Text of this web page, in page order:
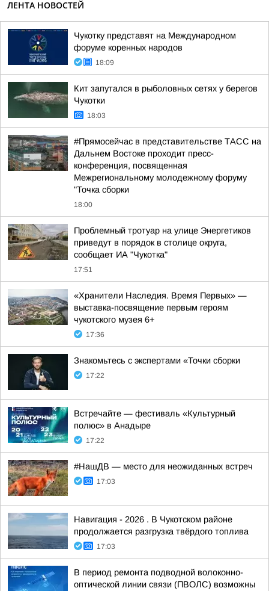
ЛЕНТА НОВОСТЕЙ
Чукотку представят на Международном
форуме коренных народов
18:09
Кит запутался в рыболовных сетях у берегов
Чукотки
18:03
#Прямосейчас в представительстве ТАСС на
Дальнем Востоке проходит пресс-
конференция, посвященная
Межрегиональному молодежному форуму
"Точка сборки
18:00
Проблемный тротуар на улице Энергетиков
приведут в порядок в столице округа,
сообщает ИА "Чукотка"
17:51
«Хранители Наследия. Время Первых» —
выставка-посвящение первым героям
чукотского музея 6+
17:36
Знакомьтесь с экспертами «Точки сборки
17:22
Встречайте — фестиваль «Культурный
полюс» в Анадыре
17:22
#НашДВ — место для неожиданных встреч
17:03
Навигация - 2026 . В Чукотском районе
продолжается разгрузка твёрдого топлива
17:03
В период ремонта подводной волоконно-
оптической линии связи (ПВОЛС) возможны